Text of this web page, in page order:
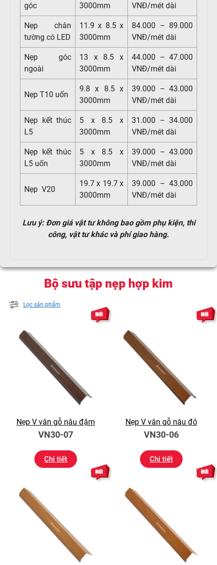
góc
3000mm
VNĐ/mét dài
Nẹp chân
tường có LED
11.9 x 8.5 x
3000mm
84.000 – 89.000
VNĐ/mét dài
Nẹp góc
ngoài
13 x 8.5 x
3000mm
44.000 – 47.000
VNĐ/mét dài
Nẹp T10 uốn
9.8 x 8.5 x
3000mm
39.000 – 43.000
VNĐ/mét dài
Nẹp kết thúc
L5
5 x 8.5 x
3000mm
31.000 – 34.000
VNĐ/mét dài
Nẹp kết thúc
L5 uốn
5 x 8.5 x
3000mm
39.000 – 43.000
VNĐ/mét dài
Nẹp V20
19.7 x 19.7 x
3000mm
39.000 – 43.000
VNĐ/mét dài
Lưu ý: Đơn giá vật tư không bao gồm phụ kiện, thi
công, vật tư khác và phí giao hàng.
Bộ sưu tập nẹp hợp kim
Lọc sản phẩm
Nẹp V vân gỗ nâu đậm
VN30-07
Chi tiết
Nẹp V vân gỗ nâu đỏ
VN30-06
Chi tiết